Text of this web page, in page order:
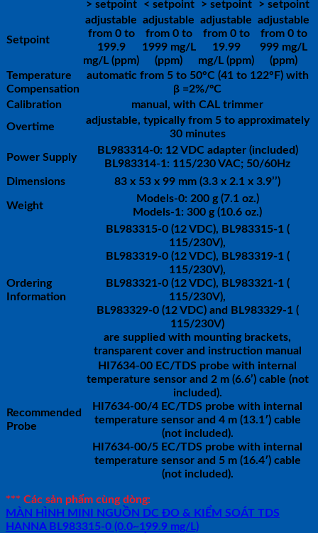
> setpoint
< setpoint > setpoint > setpoint
Setpoint
adjustable
from 0 to
199.9
mg/L (ppm)
adjustable
from 0 to
1999 mg/L
(ppm)
adjustable
from 0 to
19.99
mg/L (ppm)
adjustable
from 0 to
999 mg/L
(ppm)
Temperature
Compensation
automatic from 5 to 50°C (41 to 122°F) with
β =2%/ºC
Calibration
manual, with CAL trimmer
Overtime
adjustable, typically from 5 to approximately
30 minutes
Power Supply
BL983314-0: 12 VDC adapter (included)
BL983314-1: 115/230 VAC; 50/60Hz
Dimensions
83 x 53 x 99 mm (3.3 x 2.1 x 3.9’’)
Weight
Models-0: 200 g (7.1 oz.)
Models-1: 300 g (10.6 oz.)
Ordering
Information
BL983315-0 (12 VDC), BL983315-1 (
115/230V),
BL983319-0 (12 VDC), BL983319-1 (
115/230V),
BL983321-0 (12 VDC), BL983321-1 (
115/230V),
BL983329-0 (12 VDC) and BL983329-1 (
115/230V)
are supplied with mounting brackets,
transparent cover and instruction manual
Recommended
Probe
HI7634-00 EC/TDS probe with internal
temperature sensor and 2 m (6.6’) cable (not
included).
HI7634-00/4 EC/TDS probe with internal
temperature sensor and 4 m (13.1′) cable
(not included).
HI7634-00/5 EC/TDS probe with internal
temperature sensor and 5 m (16.4′) cable
(not included).
*** Các sản phẩm cùng dòng:
MÀN HÌNH MINI NGUỒN DC ĐO & KIỂM SOÁT TDS
HANNA BL983315-0 (0.0~199.9 mg/L)